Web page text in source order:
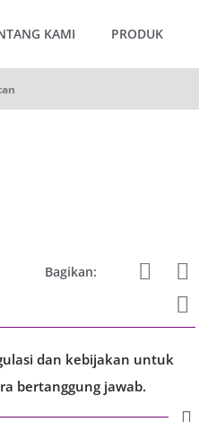
KAMI PRODUK
Bagikan:
dan kebijakan untuk
bertanggung jawab.